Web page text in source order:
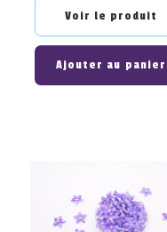
Voir le produit
Ajouter au panier